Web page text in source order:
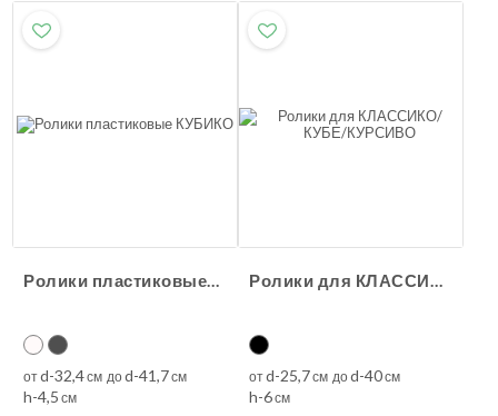
Ролики пластиковые КУБИКО
отd-32,4см доd-41,7см
h-4,5 см
Ролики для КЛАССИКО/КУБЕ/КУРСИВО
отd-25,7см доd-40см
h-6см